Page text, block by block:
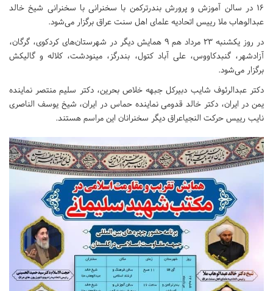
۱۶ در سالن آموزش و پرورش بندرترکمن با سخنرانی با سخنرانی شیخ خالد
عبدالوهاب ملا رییس اتحادیه علمای اهل سنت عراق برگزار می‌شود.
در روز یکشنبه ۲۳ مرداد هم ۹ همایش دیگر در شهرستان‌های کردکوی، گرگان،
آزادشهر، گنبدکاووس، علی آباد کتول، بندرگز، مینودشت، کلاله و گالیکش
برگزار می‌شود.
دکتر عبدالرئوف شایب دبیرکل جبهه خلاص بحرین، دکتر سلیم منتصر نماینده
یمن در ایران، دکتر خالد قدومی نماینده حماس در ایران، شیخ یوسف الناصری
نایب رییس حرکت النجیاعراق دیگر سخنرانان این مراسم هستند.